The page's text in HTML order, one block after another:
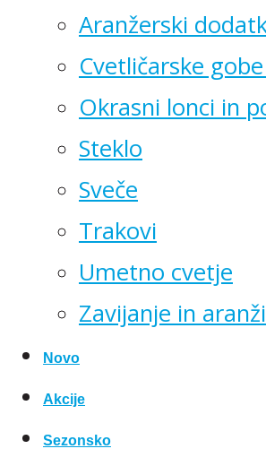
Aranžerski
Cvetličarske
Okrasni lonci in
Steklo
Sveče
Trakovi
Umetno cvetje
Zavijanje in
Novo
Akcije
Sezonsko